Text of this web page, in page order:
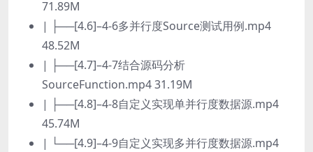
71.89M
| ├──[4.6]–4-6多并行度Source测试用例.mp4
48.52M
| ├──[4.7]–4-7结合源码分析
SourceFunction.mp4 31.19M
| ├──[4.8]–4-8自定义实现单并行度数据源.mp4
45.74M
| └──[4.9]–4-9自定义实现多并行度数据源.mp4